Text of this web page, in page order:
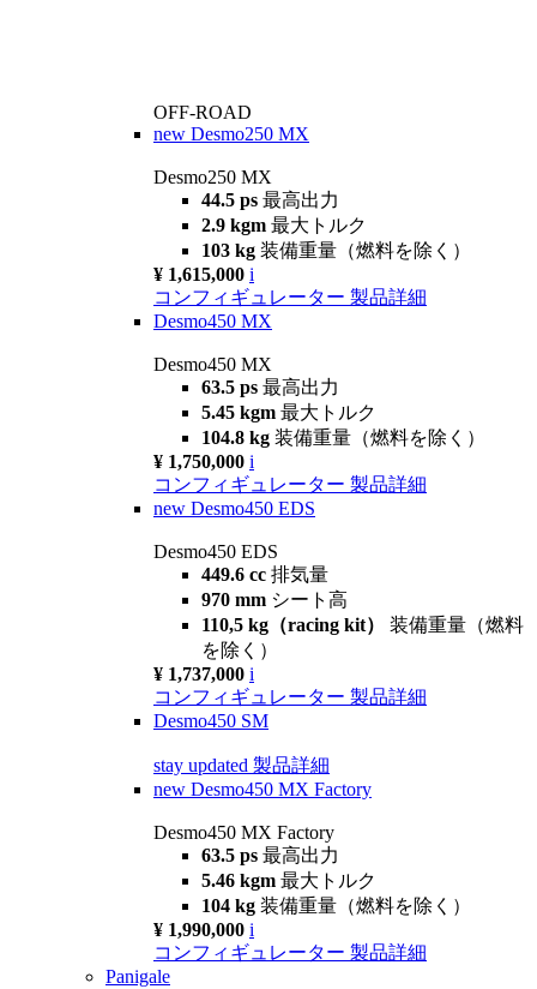
OFF-ROAD
new Desmo250 MX
Desmo250 MX
44.5 ps 最高出力
2.9 kgm 最大トルク
103 kg 装備重量（燃料を除く）
¥ 1,615,000 i
コンフィギュレーター 製品詳細
Desmo450 MX
Desmo450 MX
63.5 ps 最高出力
5.45 kgm 最大トルク
104.8 kg 装備重量（燃料を除く）
¥ 1,750,000 i
コンフィギュレーター 製品詳細
new Desmo450 EDS
Desmo450 EDS
449.6 cc 排気量
970 mm シート高
110,5 kg（racing kit） 装備重量（燃料
を除く）
¥ 1,737,000 i
コンフィギュレーター 製品詳細
Desmo450 SM
stay updated 製品詳細
new Desmo450 MX Factory
Desmo450 MX Factory
63.5 ps 最高出力
5.46 kgm 最大トルク
104 kg 装備重量（燃料を除く）
¥ 1,990,000 i
コンフィギュレーター 製品詳細
Panigale